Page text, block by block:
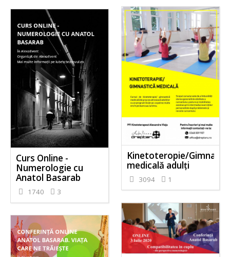
Kinetoteropie/
medicală adulți
3094 1
Curs Online -
Numerologie cu
Anatol Basarab
1740 3